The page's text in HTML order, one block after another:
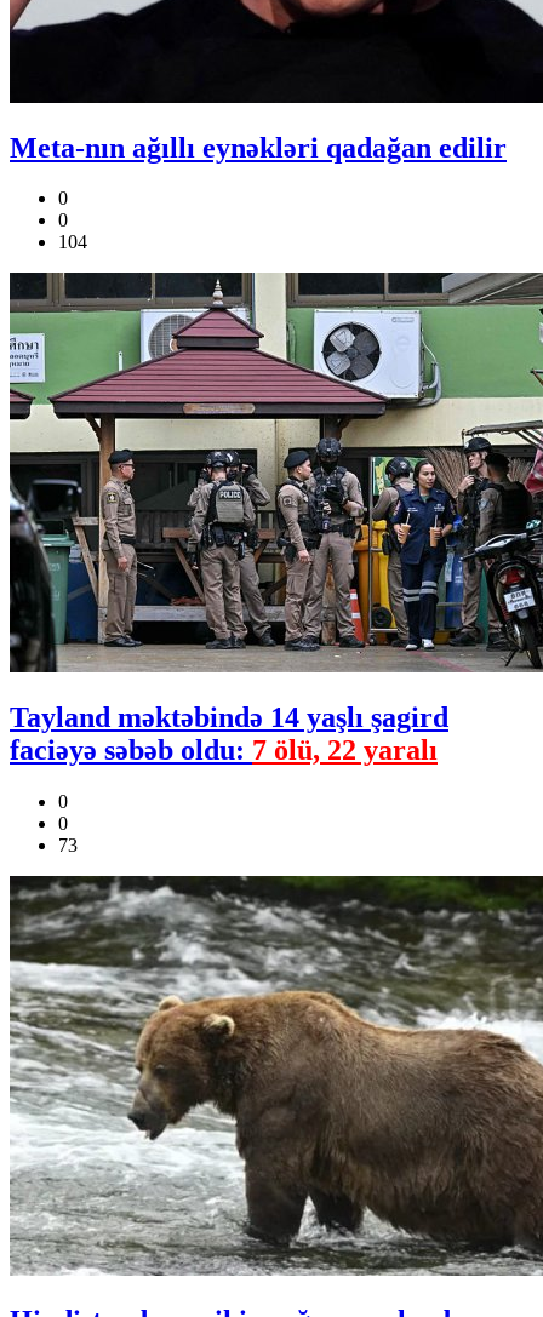
Meta-nın ağıllı eynəkləri qadağan edilir
0
0
104
Tayland məktəbində 14 yaşlı şagird
faciəyə səbəb oldu: 7 ölü, 22 yaralı
0
0
73